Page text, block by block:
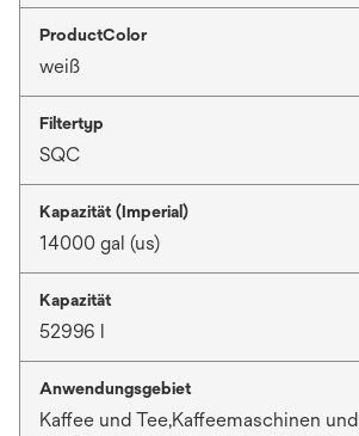
ProductColor
weiß
Filtertyp
SQC
Kapazität (Imperial)
14000 gal (us)
Kapazität
52996 l
Anwendungsgebiet
Kaffee und Tee,Kaffeemaschinen und